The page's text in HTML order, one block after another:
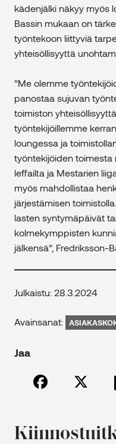
kädenjälki näkyy myös
Bassin mukaan on
työntekoon liittyviä
yhteisöllisyyttä
“Me olemme
panostaa sujuvan
toimiston
työntekijöillemme
loungessa ja
työntekijöiden
leffailta ja Mestarien
myös mahdollistaa
järjestämisen
lasten syntymäpäivät
kolmekymppisten
jälkensä”, Fredriksson-
Julkaistu: 28.3.2024
Avainsanat:
Jaa